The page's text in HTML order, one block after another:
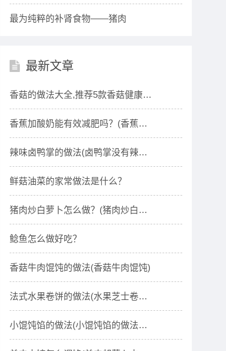
饮料多少
最为纯粹的补肾食物——猪肉
最新文章
香菇的做法大全,推荐5款香菇健康营
养食谱
香蕉加酸奶能有效减肥吗？(香蕉加
酸奶的功效
辣味卤鸭掌的做法(卤鸭掌没有辣味
怎么办)
​鲜菇油菜的家常做法是什么？
​猪肉炒白萝卜怎么做？(猪肉炒白萝
卜丝的做
​鲶鱼怎么做好吃？
香菇牛肉馄饨的做法(香菇牛肉馄饨)
法式水果卷饼的做法(水果芝士卷饼
的做法)
小馄饨馅的做法(小馄饨馅的做法和
配料视频)